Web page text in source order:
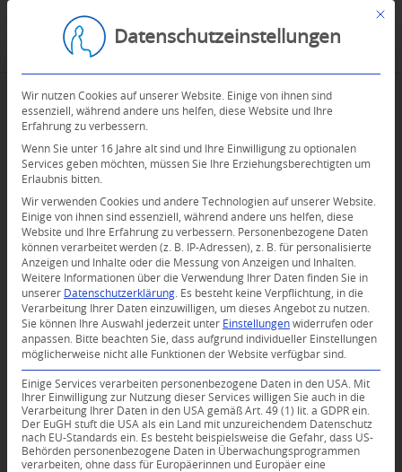
0
Mit
Datenschutzeinstellungen
Wir nutzen Cookies auf unserer Website. Einige von ihnen sind
essenziell, während andere uns helfen, diese Website und Ihre
Erfahrung zu verbessern.
Wenn Sie unter 16 Jahre alt sind und Ihre Einwilligung zu optionalen
Services geben möchten, müssen Sie Ihre Erziehungsberechtigten um
Erlaubnis bitten.
Wir verwenden Cookies und andere Technologien auf unserer Website.
Einige von ihnen sind essenziell, während andere uns helfen, diese
Website und Ihre Erfahrung zu verbessern.
Personenbezogene Daten
können verarbeitet werden (z. B. IP-Adressen), z. B. für personalisierte
Anzeigen und Inhalte oder die Messung von Anzeigen und Inhalten.
Weitere Informationen über die Verwendung Ihrer Daten finden Sie in
unserer Datenschutzerklärung
Es besteht keine Verpflichtung, in die
Verarbeitung Ihrer Daten einzuwilligen, um dieses Angebot zu nutzen.
Sie können Ihre Auswahl jederzeit unter Einstellungen widerrufen oder
anpassen.
Bitte beachten Sie, dass aufgrund individueller Einstellungen
möglicherweise nicht alle Funktionen der Website verfügbar sind.
Einige Services verarbeiten personenbezogene Daten in den USA. Mit
Ihrer Einwilligung zur Nutzung dieser Services willigen Sie auch in die
Verarbeitung Ihrer Daten in den USA gemäß Art. 49 (1) lit. a GDPR ein.
Der EuGH stuft die USA als ein Land mit unzureichendem Datenschutz
nach EU-Standards ein. Es besteht beispielsweise die Gefahr, dass US-
Behörden personenbezogene Daten in Überwachungsprogrammen
verarbeiten, ohne dass für Europäerinnen und Europäer eine